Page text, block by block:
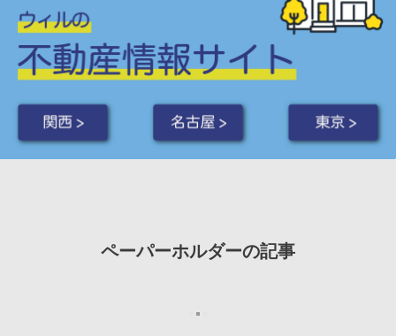
関西 > 名古屋 > 東京 >
ペーパーホルダーの記事